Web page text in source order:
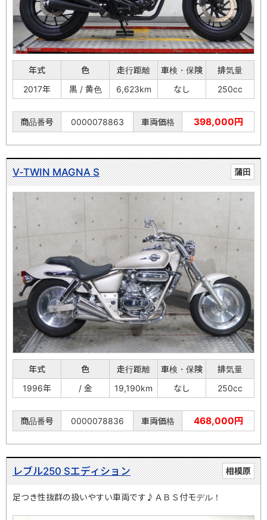
年式 色 走行距離 車検・保険
排気量
2017年
黒 / 黄色 6,623km なし 250cc
商品番号 0000078863 車両価格 398,000円
蒲田
V-TWIN MAGNA S
年式 色 走行距離 車検・保険
排気量
1996年
/ 金 19,190km なし 250cc
商品番号 0000078836 車両価格 468,000円
相模原
レブル250 Sエディション
足つき性抜群の扱いやすい車両です♪ＡＢＳ付モデル！